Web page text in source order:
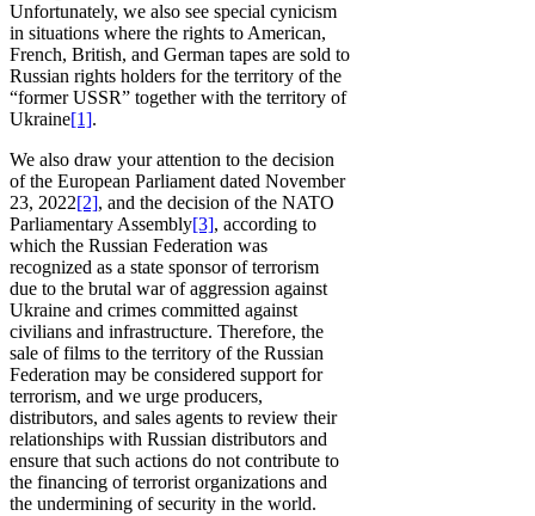
Unfortunately, we also see special cynicism
in situations where the rights to American,
French, British, and German tapes are sold to
Russian rights holders for the territory of the
“former USSR” together with the territory of
Ukraine[1].
We also draw your attention to the decision
of the European Parliament dated November
23, 2022[2], and the decision of the NATO
Parliamentary Assembly[3], according to
which the Russian Federation was
recognized as a state sponsor of terrorism
due to the brutal war of aggression against
Ukraine and crimes committed against
civilians and infrastructure. Therefore, the
sale of films to the territory of the Russian
Federation may be considered support for
terrorism, and we urge producers,
distributors, and sales agents to review their
relationships with Russian distributors and
ensure that such actions do not contribute to
the financing of terrorist organizations and
the undermining of security in the world.